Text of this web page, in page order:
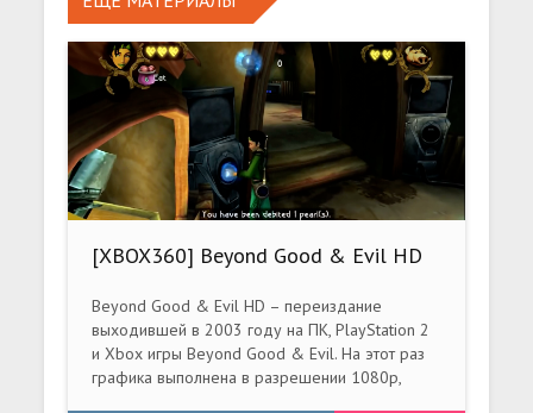
[XBOX360] Beyond Good & Evil HD
[XBLA / FREEBOOT / RUS]
Beyond Good & Evil HD – переиздание
выходившей в 2003 году на ПК, PlayStation 2
и Xbox игры Beyond Good & Evil. На этот раз
графика выполнена в разрешении 1080p,